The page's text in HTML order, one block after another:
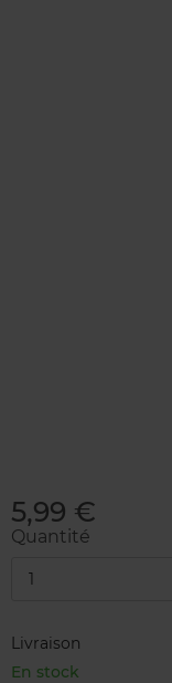
5,99 €
Quantité
1
Livraison
En stock